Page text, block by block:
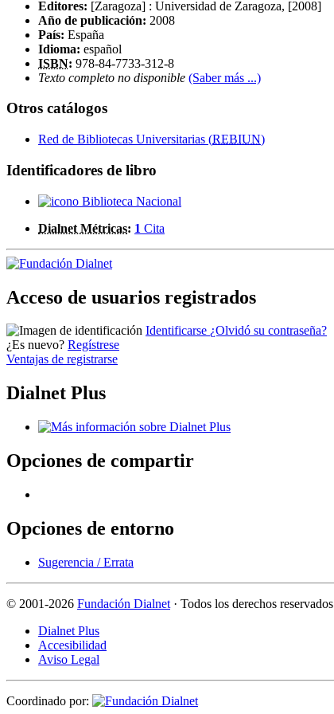
Editores: [Zaragoza] : Universidad de Zaragoza, [2008]
Año de publicación: 2008
País: España
Idioma: español
ISBN: 978-84-7733-312-8
Texto completo no disponible (Saber más ...)
Otros catálogos
Red de Bibliotecas Universitarias (REBIUN)
Identificadores de libro
Biblioteca Nacional
Dialnet Métricas: 1 Cita
Acceso de usuarios registrados
Identificarse ¿Olvidó su contraseña?
¿Es nuevo? Regístrese
Ventajas de registrarse
Dialnet Plus
Opciones de compartir
Opciones de entorno
Sugerencia / Errata
© 2001-2026 Fundación Dialnet · Todos los derechos reservados
Dialnet Plus
Accesibilidad
Aviso Legal
Coordinado por: